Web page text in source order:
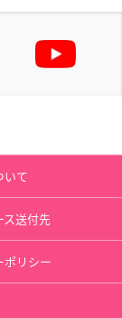
いて
ス送付先
ポリシー